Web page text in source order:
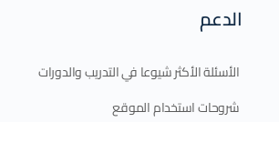
الدعم
الأسئلة الأكثر شيوعا في التدريب والدورات
شروحات استخدام الموقع